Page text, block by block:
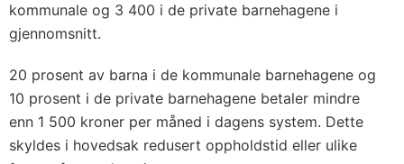
kommunale og 3 400 i de private barnehagene i
gjennomsnitt.
20 prosent av barna i de kommunale barnehagene og
10 prosent i de private barnehagene betaler mindre
enn 1 500 kroner per måned i dagens system. Dette
skyldes i hovedsak redusert oppholdstid eller ulike